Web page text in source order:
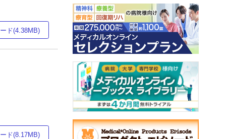
ド(4.38MB)
ド(8.17MB)